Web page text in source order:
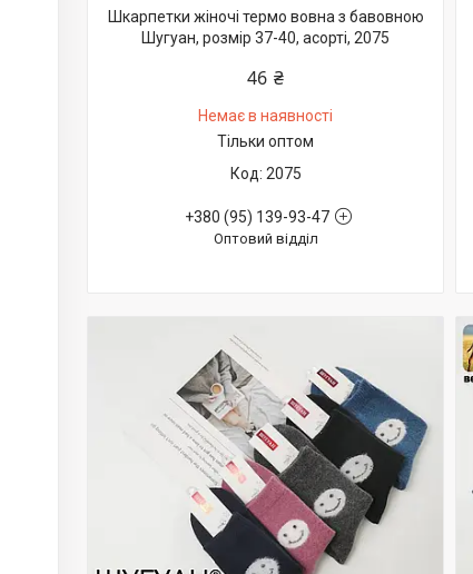
Шкарпетки жіночі термо вовна з бавовною
Шугуан, розмір 37-40, асорті, 2075
46 ₴
Немає в наявності
Тільки оптом
2075
+380 (95) 139-93-47
Оптовий відділ